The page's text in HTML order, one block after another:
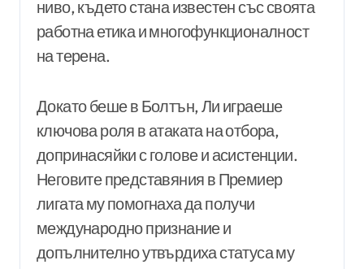
ниво, където стана известен със своята
работна етика и многофункционалност
на терена.
Докато беше в Болтън, Ли играеше
ключова роля в атаката на отбора,
допринасяйки с голове и асистенции.
Неговите представяния в Премиер
лигата му помогнаха да получи
международно признание и
допълнително утвърдиха статуса му